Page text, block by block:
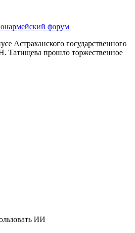
форум
Астраханского государственного
Татищева прошло торжественное
ИИ